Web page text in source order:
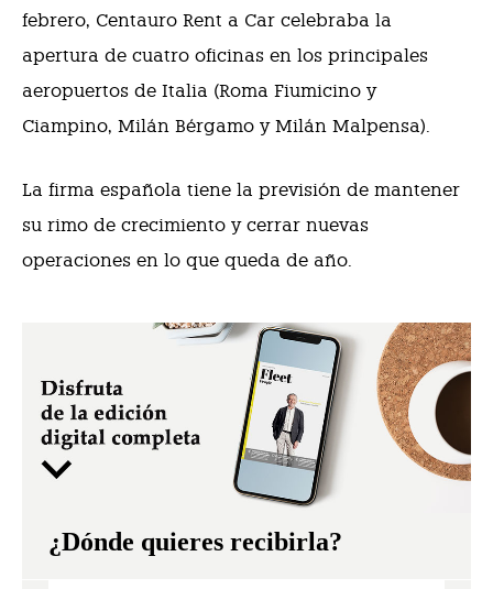
febrero, Centauro Rent a Car celebraba la
apertura de cuatro oficinas en los principales
aeropuertos de Italia (Roma Fiumicino y
Ciampino, Milán Bérgamo y Milán Malpensa).
La firma española tiene la previsión de mantener
su rimo de crecimiento y cerrar nuevas
operaciones en lo que queda de año.
¿Dónde quieres recibirla?